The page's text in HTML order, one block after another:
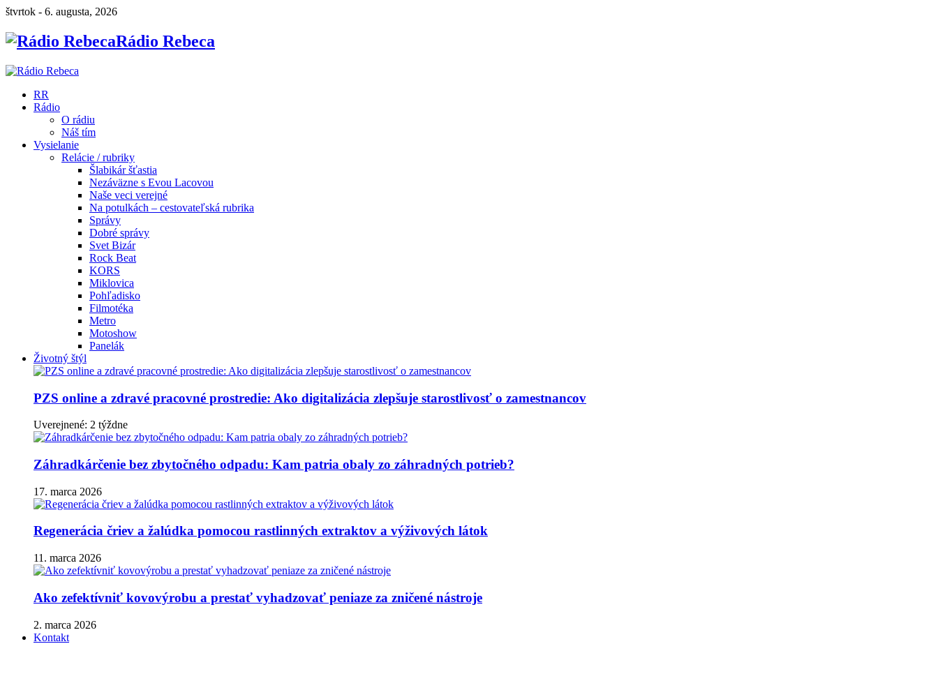
štvrtok - 6. augusta, 2026
Rádio Rebeca
RR
Rádio
O rádiu
Náš tím
Vysielanie
Relácie / rubriky
Šlabikár šťastia
Nezáväzne s Evou Lacovou
Naše veci verejné
Na potulkách – cestovateľská rubrika
Správy
Dobré správy
Svet Bizár
Rock Beat
KORS
Miklovica
Pohľadisko
Filmotéka
Metro
Motoshow
Panelák
Životný štýl
PZS online a zdravé pracovné prostredie: Ako digitalizácia zlepšuje starostlivosť o zamestnancov
Uverejnené: 2 týždne
Záhradkárčenie bez zbytočného odpadu: Kam patria obaly zo záhradných potrieb?
17. marca 2026
Regenerácia čriev a žalúdka pomocou rastlinných extraktov a výživových látok
11. marca 2026
Ako zefektívniť kovovýrobu a prestať vyhadzovať peniaze za zničené nástroje
2. marca 2026
Kontakt